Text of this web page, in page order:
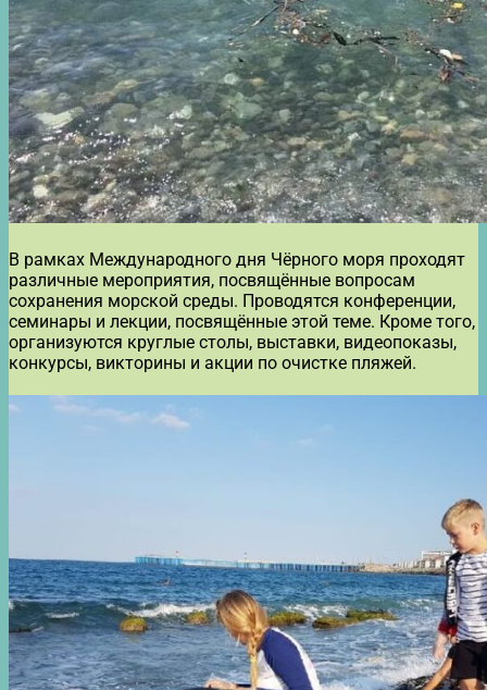
В рамках Международного дня Чёрного моря проходят
различные мероприятия, посвящённые вопросам
сохранения морской среды. Проводятся конференции,
семинары и лекции, посвящённые этой теме. Кроме того,
организуются круглые столы, выставки, видеопоказы,
конкурсы, викторины и акции по очистке пляжей.